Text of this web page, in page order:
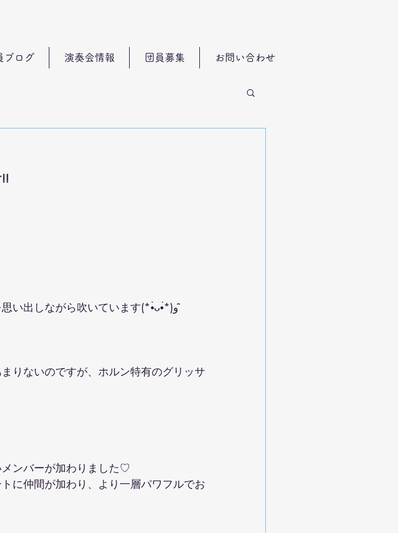
ブログ 演奏会情報 団員募集 お問い合わせ
ヤマトもムーンライトも、学生時代に吹いたのを思い出しながら吹いています(*•̀ᴗ•́*)و ̑̑
りないのですが、ホルン特有のグリッサ
ンバーが加わりました♡
に仲間が加わり、より一層パワフルでお